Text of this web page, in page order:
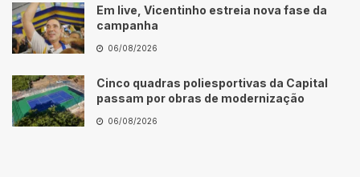
Em live, Vicentinho estreia nova fase da
campanha
06/08/2026
Cinco quadras poliesportivas da Capital
passam por obras de modernização
06/08/2026